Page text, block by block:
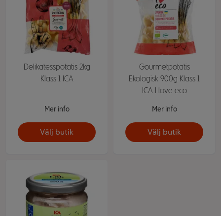
Delikatesspotatis 2kg
Klass 1 ICA
Mer info
Välj butik
Gourmetpotatis
Ekologisk 900g Klass 1
ICA I love eco
Mer info
Välj butik